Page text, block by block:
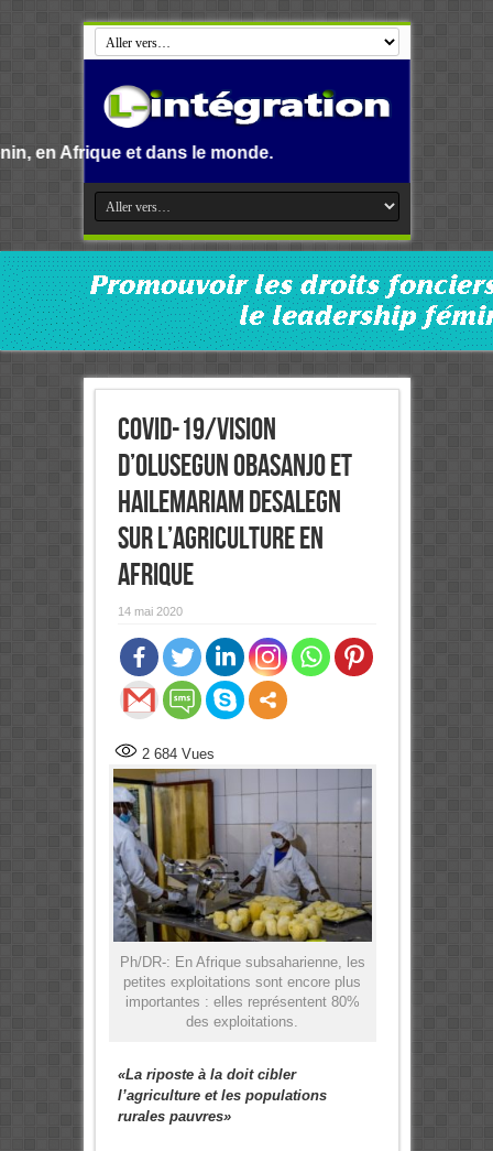
le monde.
COVID-19/Vision
d’Olusegun Obasanjo et
Hailemariam Desalegn
sur l’Agriculture en
Afrique
14 mai 2020
2 684Vues
Ph/DR-: En Afrique subsaharienne, les
petites exploitations sont encore plus
importantes : elles représentent 80%
des exploitations.
«La riposte à la doit cibler
l’agriculture et les populations
rurales pauvres»